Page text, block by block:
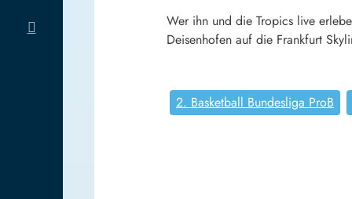
Wer ihn und die Tropics live
Deisenhofen auf die Frankfurt
2. Basketball Bundesliga ProB